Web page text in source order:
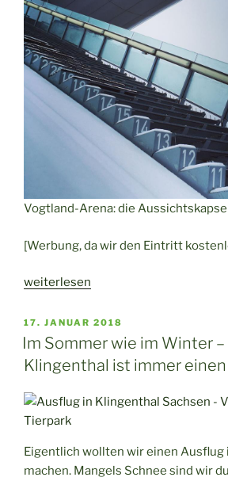
Vogtland-Arena: die
[Werbung, da wir den Eintritt
„Ausflug
die
ganze
Familie
die
Schanze
der
Vogtland-
weiterlesen
VERÖFFENTLICHT
AM
17. JANUAR 2018
Im Sommer wie im Winter
Klingenthal ist immer
Eigentlich wollten wir einen Ausflug
machen. Mangels Schnee sind wir